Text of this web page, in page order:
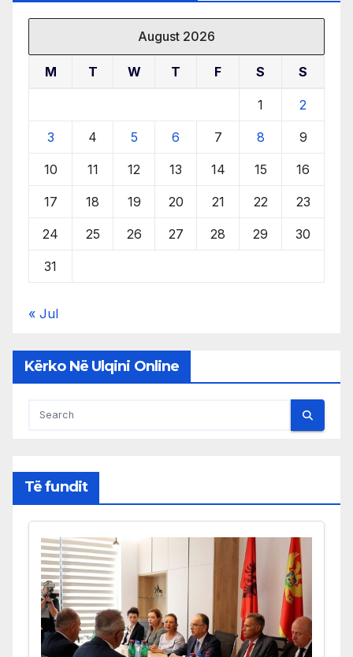
August 2026
M T W T F S S
1 2
3 4 5 6 7 8 9
10 11 12 13 14 15 16
17 18 19 20 21 22 23
24 25 26 27 28 29 30
31
« Jul
Kërko Në Ulqini Online
Të fundit